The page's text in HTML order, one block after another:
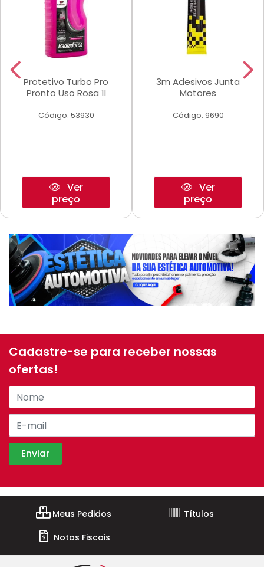
Protetivo Turbo Pro
Pronto Uso Rosa 1l
Código: 53930
Ver
preço
3m Adesivos Junta
Motores
Código: 9690
Ver
preço
Cadastre-se para receber nossas
ofertas!
Meus Pedidos
Títulos
Notas Fiscais